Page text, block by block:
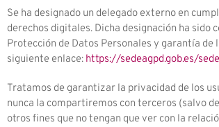
Se ha designado un delegado externo en
derechos digitales. Dicha designación ha sido
Protección de Datos Personales y garantía
siguiente enlace: https://sedeagpd.gob.es/
Tratamos de garantizar la privacidad de los
nunca la compartiremos con terceros (salvo
otros fines que no tengan que ver con la